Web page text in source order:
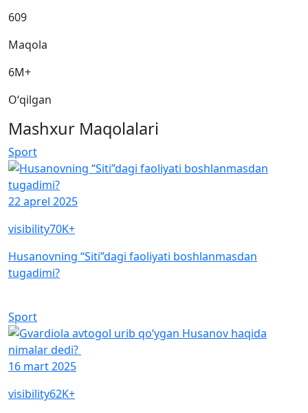
609
Maqola
6M+
Oʻqilgan
Mashxur Maqolalari
Sport
22 aprel 2025
visibility70K+
Husanovning “Siti”dagi faoliyati boshlanmasdan
tugadimi?
Sport
16 mart 2025
visibility62K+